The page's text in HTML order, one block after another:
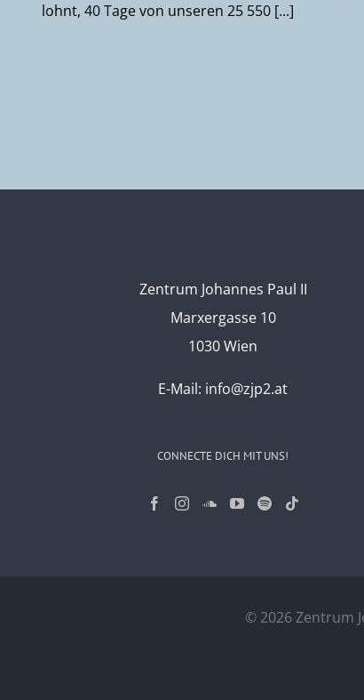
lohnt, 40 Tage von unseren 25 550 [...]
Zentrum Johannes Paul II
Marxergasse 10
1030 Wien
E-Mail: info@zjp2.at
CONNECTE DICH MIT UNS!
© 2026 Zentrum